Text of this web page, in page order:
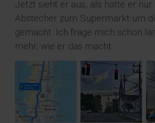
Jetzt sieht er aus, als hätte er nur
Abstecher zum Supermarkt um
gemacht. Ich frage mich schon
mehr, wie er das macht.